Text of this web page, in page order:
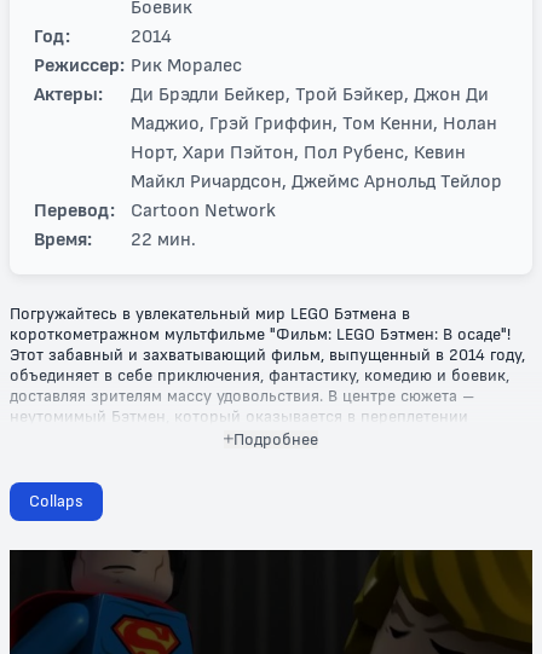
Боевик
Год:
2014
Режиссер: Рик Моралес
Актеры:
Ди Брэдли Бейкер, Трой Бэйкер, Джон Ди
Маджио, Грэй Гриффин, Том Кенни, Нолан
Норт, Хари Пэйтон, Пол Рубенс, Кевин
Майкл Ричардсон, Джеймс Арнольд Тейлор
Перевод:
Cartoon Network
Время:
22 мин.
Погружайтесь в увлекательный мир LEGO Бэтмена в
короткометражном мультфильме "Фильм: LEGO Бэтмен: В осаде"!
Этот забавный и захватывающий фильм, выпущенный в 2014 году,
объединяет в себе приключения, фантастику, комедию и боевик,
доставляя зрителям массу удовольствия. В центре сюжета –
неутомимый Бэтмен, который оказывается в переплетении
захватывающих событий, когда его преданные союзники и
Готэма.
Погружаясь в этот яркий и динамичный мир, зрители увидят, как
хамоватым Джокером и его командой злодеев. Мало того, Бэтмену
предстоит не только спасти город, но и научиться работать в
команде. Приключения, комедийные моменты и запоминающиеся
диалоги гарантируют создание незабываемой атмосферы, которая
понравится как детям, так и взрослым.
Подробнее
Collaps